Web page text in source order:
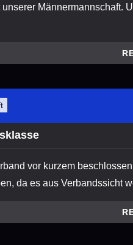
Männermannschaft.
vor kurzem
da es aus Verbandssicht